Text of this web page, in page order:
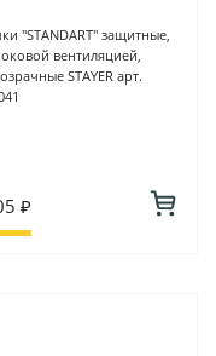
"STANDART" защитные,
вентиляцией,
STAYER арт.
₽